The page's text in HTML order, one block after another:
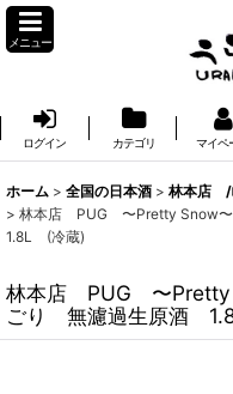
メニュー
ログイン カテゴリ マイペ
ホーム > 全国の日本酒 > 林本店 /
> 林本店 PUG 〜Pretty Snow
1.8L (冷蔵)
林本店 PUG 〜Pretty
ごり 無濾過生原酒